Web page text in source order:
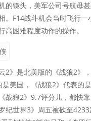
的镜头，美军公司号航母
。F14战斗机会当时飞行
困难程度动作的操作。
2》是北美版的《战狼2》
美国，《战狼2》代表的
战狼2》9.7评分儿，都快
纪世界3》周五被砍至